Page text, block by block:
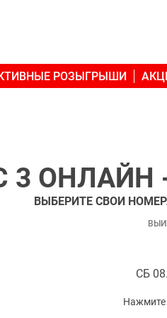
РОЗЫГРЫШИ
3 ОНЛАЙН
ВЫБЕРИТЕ СВОИ
СБ
Нажмите